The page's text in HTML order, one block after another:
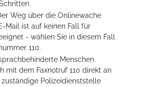
Weg über die Onlinewache
Mail ist auf keinen Fall für
- wählen Sie in diesem Fall
110.
Menschen
mit dem Faxnotruf 110 direkt an
Polizeidienststelle